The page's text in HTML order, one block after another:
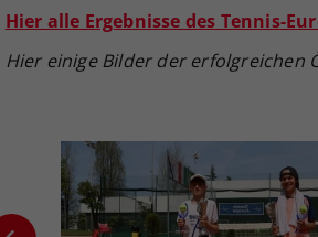
Hier alle Ergebnisse des Tennis-
Hier einige Bilder der erfolgreichen